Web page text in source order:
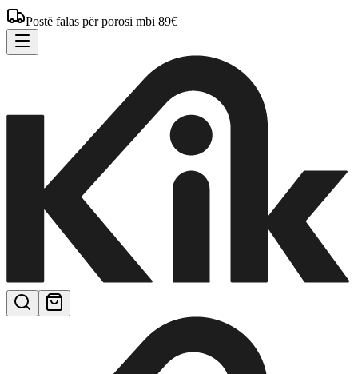
Postë falas për porosi mbi 89€